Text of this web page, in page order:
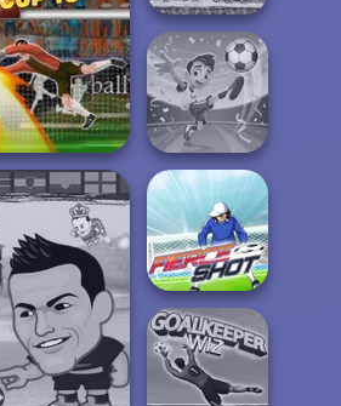
Cup 18
Super Soccer
Noggins
Christmas
Football
Superstars 2024
Fierce Shot